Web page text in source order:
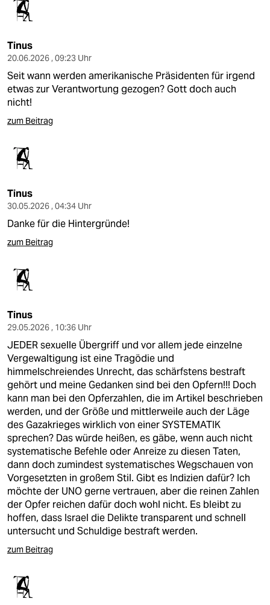
Tinus
20.06.2026 , 09:23 Uhr
Seit wann werden amerikanische Präsidenten für irgend
etwas zur Verantwortung gezogen? Gott doch auch
nicht!
zum Beitrag
Tinus
30.05.2026 , 04:34 Uhr
Danke für die Hintergründe!
zum Beitrag
Tinus
29.05.2026 , 10:36 Uhr
JEDER sexuelle Übergriff und vor allem jede einzelne
Vergewaltigung ist eine Tragödie und
himmelschreiendes Unrecht, das schärfstens bestraft
gehört und meine Gedanken sind bei den Opfern!!! Doch
kann man bei den Opferzahlen, die im Artikel beschrieben
werden, und der Größe und mittlerweile auch der Läge
des Gazakrieges wirklich von einer SYSTEMATIK
sprechen? Das würde heißen, es gäbe, wenn auch nicht
systematische Befehle oder Anreize zu diesen Taten,
dann doch zumindest systematisches Wegschauen von
Vorgesetzten in großem Stil. Gibt es Indizien dafür? Ich
möchte der UNO gerne vertrauen, aber die reinen Zahlen
der Opfer reichen dafür doch wohl nicht. Es bleibt zu
hoffen, dass Israel die Delikte transparent und schnell
untersucht und Schuldige bestraft werden.
zum Beitrag